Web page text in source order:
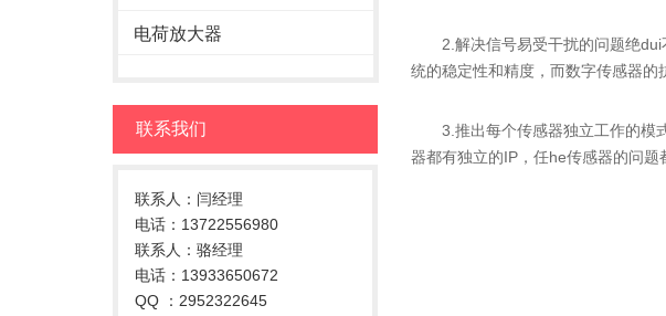
电荷放大器
联系我们
联系人：闫经理
电话：13722556980
联系人：骆经理
电话：13933650672
QQ ：2952322645
2.解决信号易受干扰的问题绝dui
统的稳定性和精度，而数字传感器的
3.推出每个传感器独立工作的模式
器都有独立的IP，任he传感器的问题